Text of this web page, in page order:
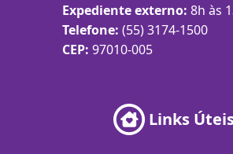
Expediente externo: 8h às
Telefone: (55) 3174-1500
CEP: 97010-005
Links